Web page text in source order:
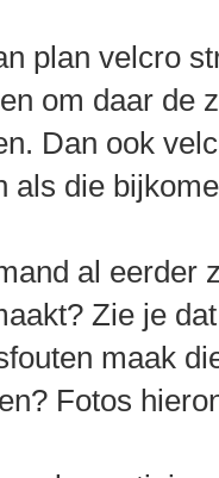
plan velcro
om daar de
Dan ook
als die
al eerder
Zie je
maak
Fotos